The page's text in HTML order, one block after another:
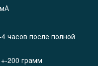
часов после полной
200 грамм